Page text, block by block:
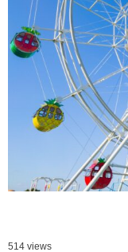
514 views